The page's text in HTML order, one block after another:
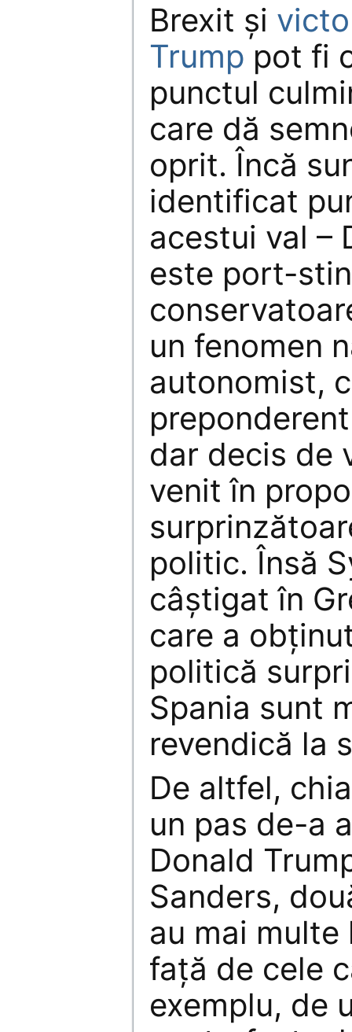
Brexit și
Trump pot fi
punctul
care dă
oprit. Încă
identificat
acestui val –
este port-
un fenomen
autonomist,
dar decis de
venit în
politic. Însă
câștigat în
care a
politică
Spania sunt
revendică la
De altfel,
un pas de-a
Donald
Sanders,
au mai
față de cele
exemplu, de